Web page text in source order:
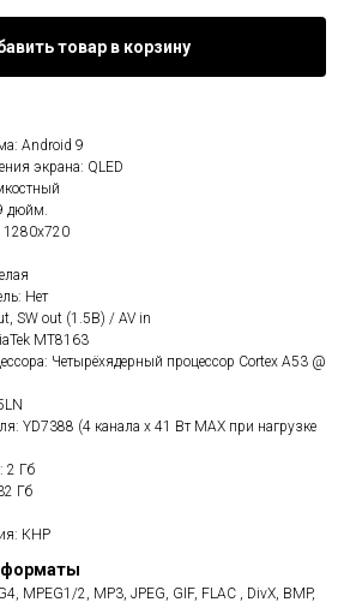
товар в корзину
Android 9
экрана: QLED
дюйм.
1280x720
Нет
SW out (1.5В) / AV in
MT8163
Четырёхядерный процессор Cortex A53 @
YD7388 (4 канала x 41 Вт МАХ при нагрузке
2 Гб
Гб
КНР
форматы
MPEG1/2, MP3, JPEG, GIF, FLAC , DivX, BMP,